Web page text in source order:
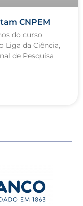
CNPEM
do curso
Liga da Ciência,
de Pesquisa